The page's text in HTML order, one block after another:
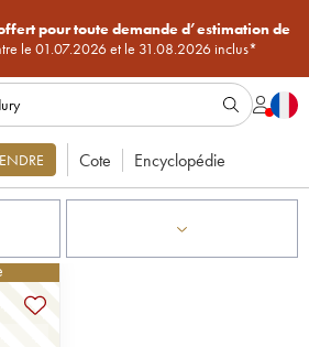
pour toute demande d’estimation de
le 01.07.2026 et le 31.08.2026 inclus*
Cote Encyclopédie